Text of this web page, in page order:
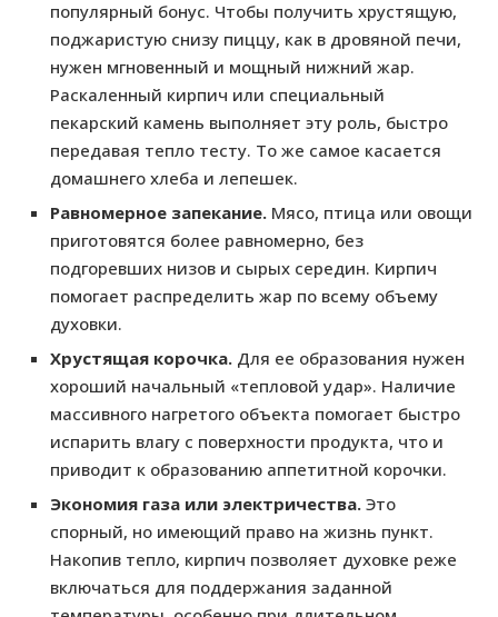
популярный бонус. Чтобы получить хрустящую,
поджаристую снизу пиццу, как в дровяной печи,
нужен мгновенный и мощный нижний жар.
Раскаленный кирпич или специальный
пекарский камень выполняет эту роль, быстро
передавая тепло тесту. То же самое касается
домашнего хлеба и лепешек.
Равномерное запекание. Мясо, птица или овощи
приготовятся более равномерно, без
подгоревших низов и сырых середин. Кирпич
помогает распределить жар по всему объему
духовки.
Хрустящая корочка. Для ее образования нужен
хороший начальный «тепловой удар». Наличие
массивного нагретого объекта помогает быстро
испарить влагу с поверхности продукта, что и
приводит к образованию аппетитной корочки.
Экономия газа или электричества. Это
спорный, но имеющий право на жизнь пункт.
Накопив тепло, кирпич позволяет духовке реже
включаться для поддержания заданной